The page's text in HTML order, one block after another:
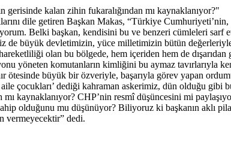
gerisinde kalan zihin fukaralığından mı kaynaklanıyor?"
dile getiren Başkan Makas, “Türkiye
Belki başkan, kendisini bu ve benzeri cümleleri sarf
büyük devletimizin, yüce milletimizin bütün değerleriyle
hareketliliği olan bu bölgede, hem içeriden hem de
yöneten komutanların kimliğini bu aymaz
ötesinde büyük bir özveriyle, başarıyla görev yapan
çocukları’ dediği kahraman askerimiz, dün olduğu gibi
mı kaynaklanıyor? CHP’nin resmî düşüncesini mi
olduğunu mu düşünüyor? Biliyoruz ki başkanın aklı
vermeyecektir” dedi.